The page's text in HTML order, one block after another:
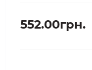
552.00грн.